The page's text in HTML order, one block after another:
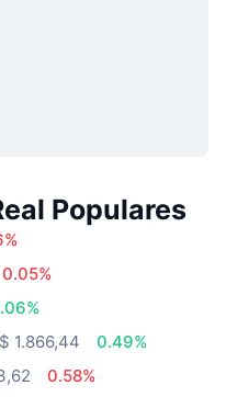
Populares
0.05%
1.866,44
0.49%
0.58%